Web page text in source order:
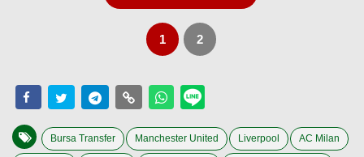
1 2
Bursa Transfer Manchester United Liverpool AC Milan